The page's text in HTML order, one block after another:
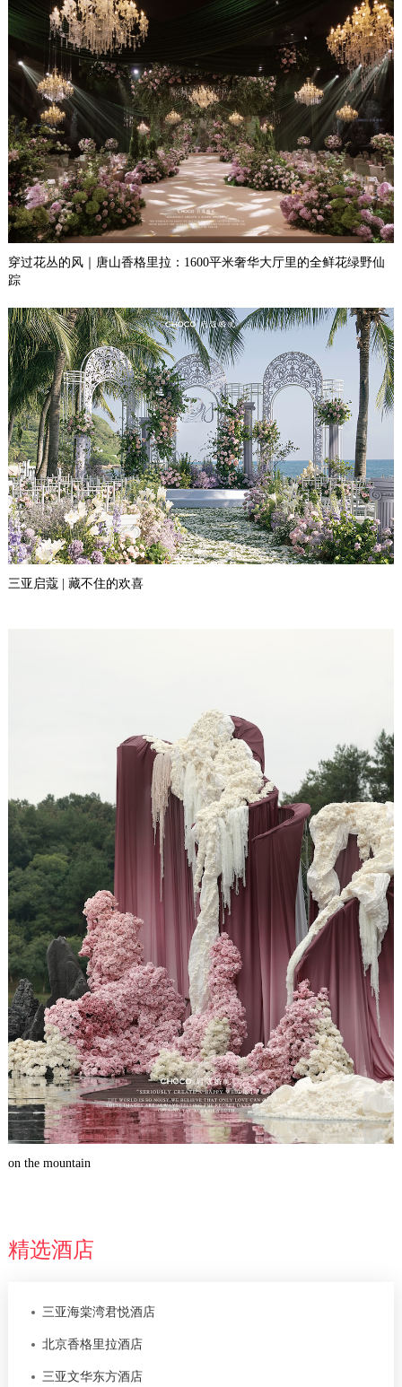
穿过花丛的风｜唐山香格里拉：1600平米奢华大厅里的全鲜花绿野仙
踪
三亚启蔻 | 藏不住的欢喜
on the mountain
精选酒店
三亚海棠湾君悦酒店
北京香格里拉酒店
三亚文华东方酒店